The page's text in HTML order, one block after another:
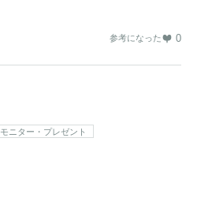
参考になった 0
モニター・プレゼント